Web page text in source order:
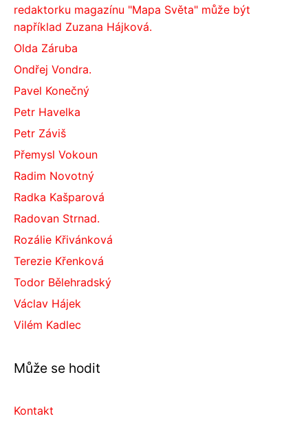
redaktorku magazínu "Mapa Světa" může být
například Zuzana Hájková.
Olda Záruba
Ondřej Vondra.
Pavel Konečný
Petr Havelka
Petr Záviš
Přemysl Vokoun
Radim Novotný
Radka Kašparová
Radovan Strnad.
Rozálie Křivánková
Terezie Křenková
Todor Bělehradský
Václav Hájek
Vilém Kadlec
Může se hodit
Kontakt